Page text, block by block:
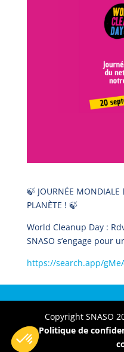
🍃 JOURNÉE MONDIALE
PLANÈTE ! 🍃
World Cleanup Day :
SNASO s’engage pour
https://search.app/
Copyright SNASO
Politique de